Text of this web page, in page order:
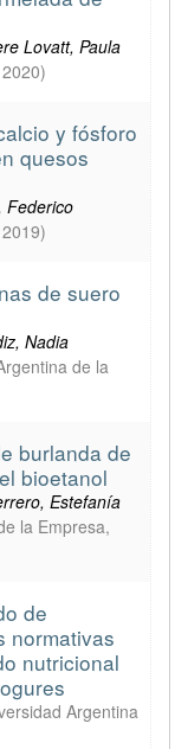
Lovatt, Paula
2020)
y fósforo
quesos
Federico
2019)
de suero
Nadia
de la
burlanda de
bioetanol
Estefanía
la Empresa,
de
normativas
nutricional
Argentina